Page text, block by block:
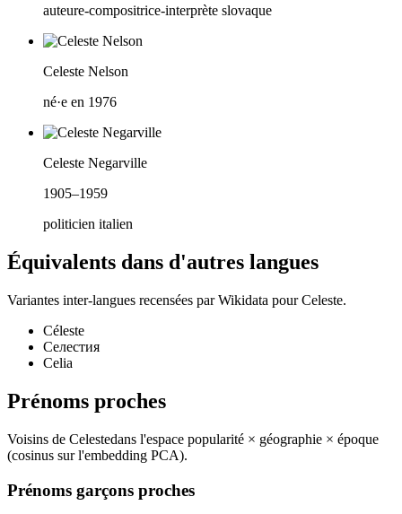
auteure-compositrice-interprète slovaque
Celeste Nelson
né·e en 1976
Celeste Negarville
1905–1959
politicien italien
Équivalents dans d'autres langues
Variantes inter-langues recensées par Wikidata pourCeleste.
Céleste
Селестия
Celia
Prénoms proches
Voisins de Celestedans l'espace popularité × géographie × époque
(cosinus sur l'embedding PCA).
Prénoms garçons proches